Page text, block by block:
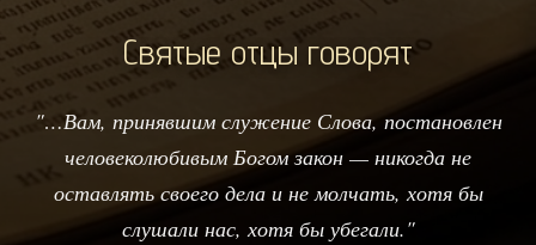
Святые отцы говорят
"…Вам, принявшим служение Слова, постановлен
человеколюбивым Богом закон — никогда не
оставлять своего дела и не молчать, хотя бы
слушали нас, хотя бы убегали."